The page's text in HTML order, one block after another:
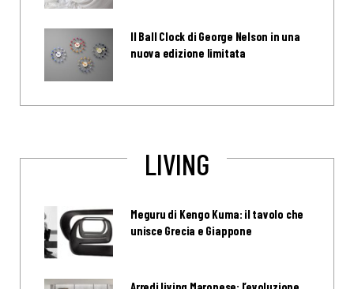
Il Ball Clock di George Nelson in una
nuova edizione limitata
LIVING
Meguru di Kengo Kuma: il tavolo che
unisce Grecia e Giappone